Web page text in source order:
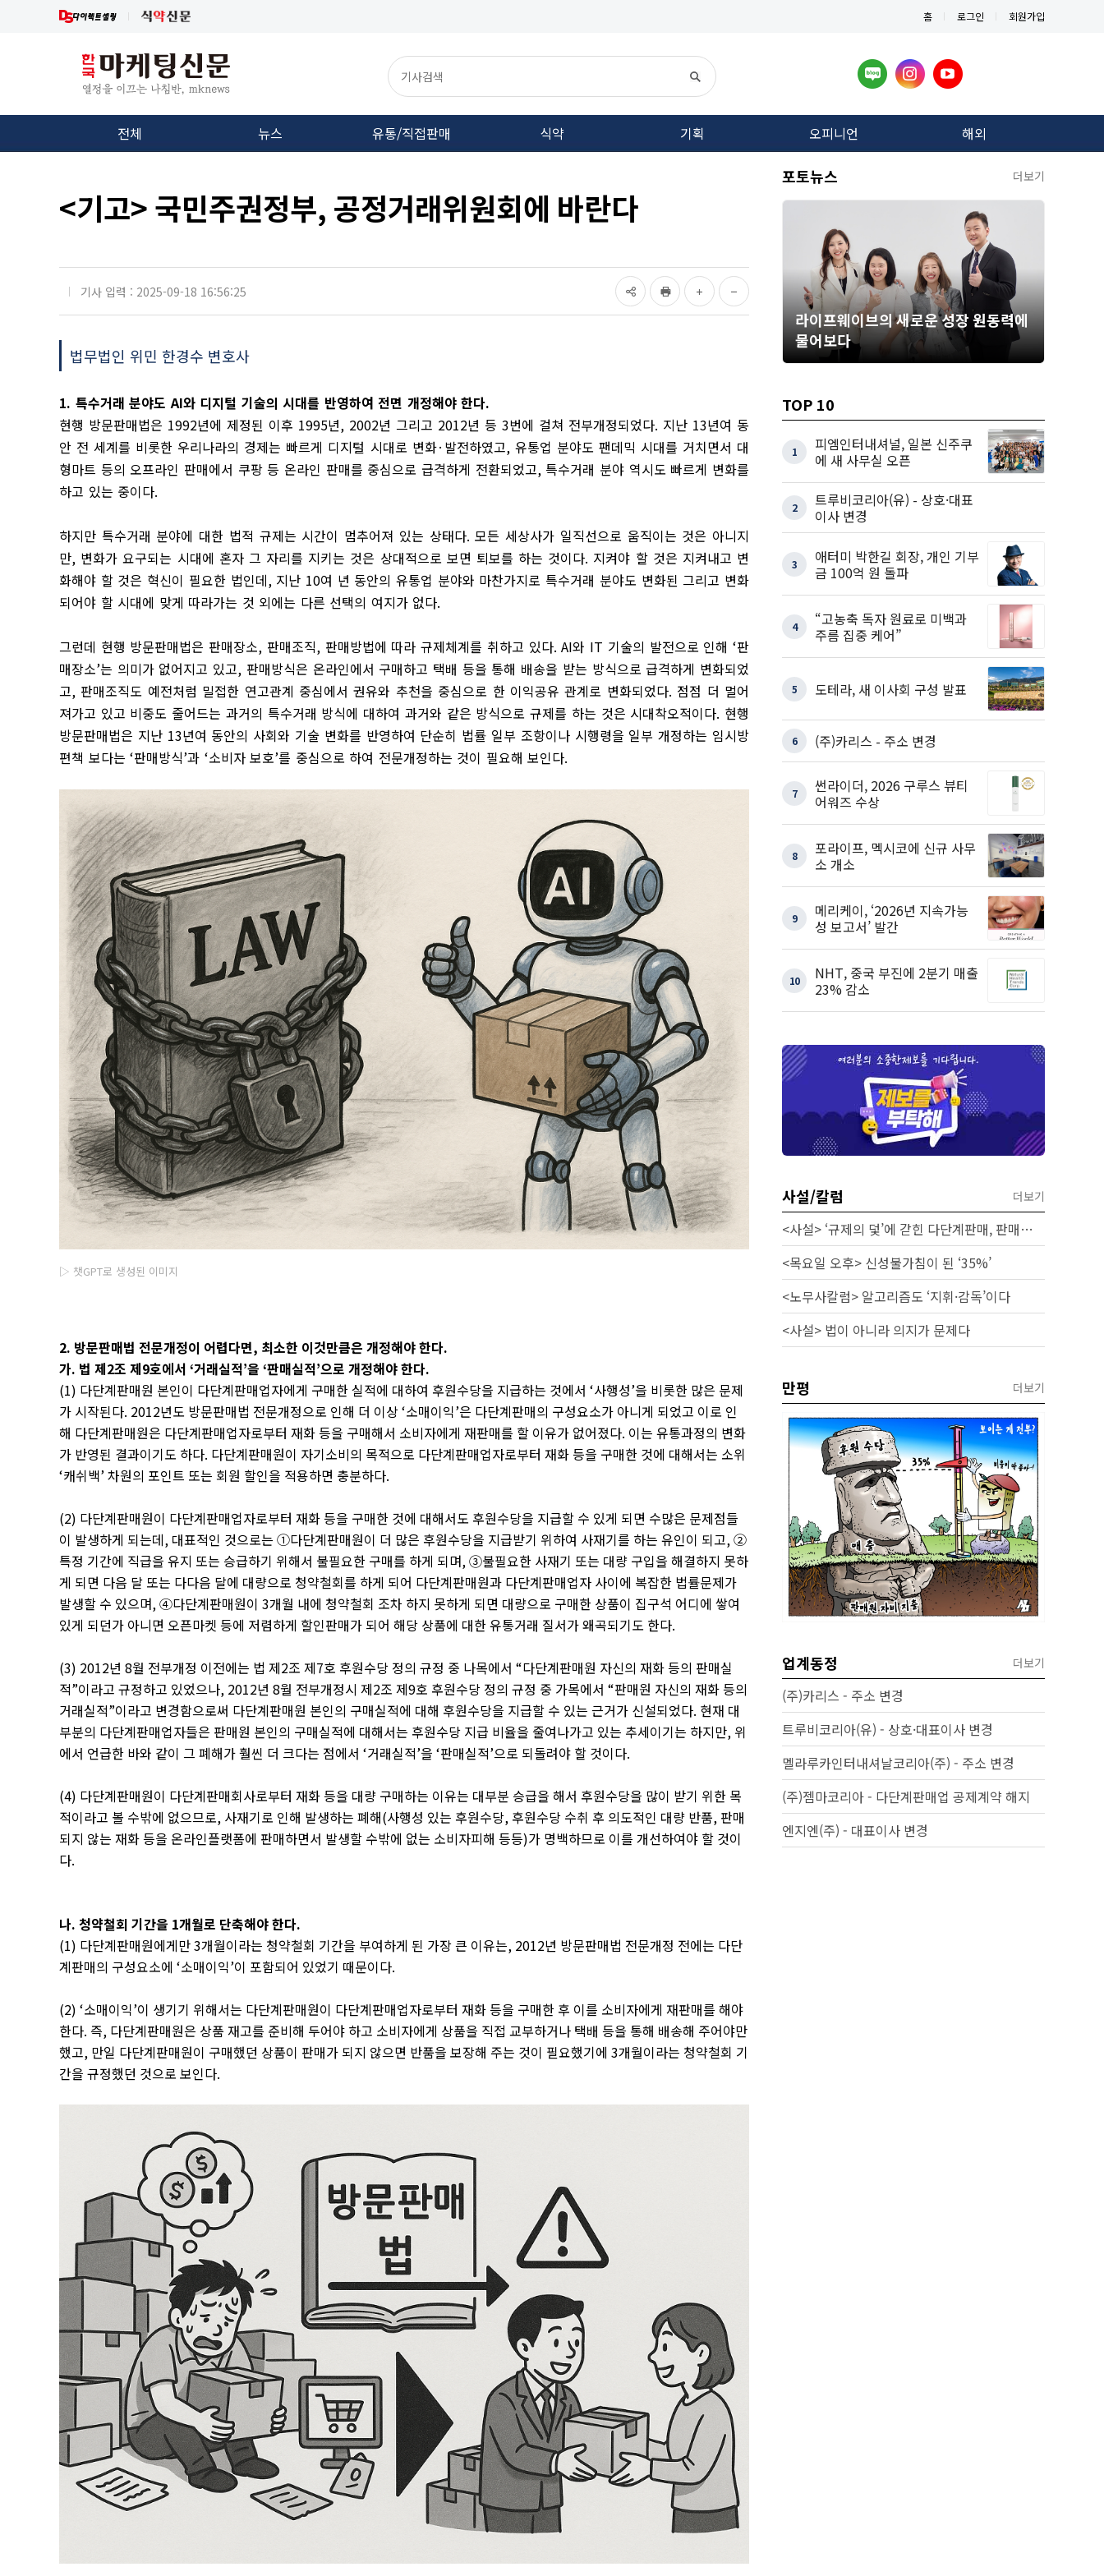
홈 로그인 회원가입
전체 뉴스 유통/직접판매 식약 기획 오피니언 해외
<기고> 국민주권정부, 공정거래위원회에 바란다
기사 입력 : 2025-09-18 16:56:25
법무법인 위민 한경수 변호사
1. 특수거래 분야도AI와 디지털 기술의 시대를 반영하여 전면 개정해야 한다.
현행 방문판매법은 1992년에 제정된 이후 1995년, 2002년 그리고 2012년 등 3번에 걸쳐 전부개정되었다. 지난 13년여 동
안 전 세계를 비롯한 우리나라의 경제는 빠르게 디지털 시대로 변화· 발전하였고, 유통업 분야도 팬데믹 시대를 거치면서 대
형마트 등의 오프라인 판매에서 쿠팡 등 온라인 판매를 중심으로 급격하게 전환되었고,특수거래 분야 역시도 빠르게 변화를
하고 있는 중이다.
하지만 특수거래 분야에 대한 법적 규제는 시간이 멈추어져 있는 상태다.모든 세상사가 일직선으로 움직이는 것은 아니지
만, 변화가 요구되는 시대에 혼자 그 자리를 지키는 것은 상대적으로 보면 퇴보를 하는 것이다. 지켜야 할 것은 지켜내고 변
화해야 할 것은 혁신이 필요한 법인데, 지난 10여 년 동안의 유통업 분야와 마찬가지로 특수거래 분야도 변화된 그리고 변화
되어야 할 시대에 맞게 따라가는 것 외에는 다른 선택의 여지가 없다.
그런데 현행 방문판매법은 판매장소, 판매조직, 판매방법에 따라 규제체계를 취하고 있다. AI와 IT 기술의 발전으로 인해‘판
매장소’는 의미가 없어지고 있고, 판매방식은 온라인에서 구매하고 택배 등을 통해 배송을 받는 방식으로 급격하게 변화되었
고, 판매조직도 예전처럼 밀접한 연고관계 중심에서 권유와 추천을 중심으로 한 이익공유 관계로 변화되었다. 점점 더 멀어
져가고 있고 비중도 줄어드는 과거의 특수거래 방식에 대하여 과거와 같은 방식으로 규제를 하는 것은 시대착오적이다. 현행
방문판매법은 지난 13년여 동안의 사회와 기술 변화를 반영하여 단순히 법률 일부 조항이나 시행령을 일부 개정하는 임시방
편책 보다는 ‘판매방식’과 ‘소비자 보호’를 중심으로 하여 전문개정하는 것이 필요해 보인다.
▷ 챗GPT로 생성된 이미지
2. 방문판매법 전문개정이 어렵다면, 최소한 이것만큼은 개정해야 한다.
가. 법 제2조 제9호에서 ‘거래실적’을 ‘판매실적’으로 개정해야 한다.
(1) 다단계판매원 본인이 다단계판매업자에게 구매한 실적에 대하여 후원수당을 지급하는 것에서 ‘사행성’을 비롯한 많은 문제
가 시작된다. 2012년도 방문판매법 전문개정으로 인해 더 이상‘소매이익’은 다단계판매의 구성요소가 아니게 되었고 이로 인
해 다단계판매원은 다단계판매업자로부터 재화 등을 구매해서 소비자에게 재판매를 할 이유가 없어졌다. 이는 유통과정의 변화
가 반영된 결과이기도 하다. 다단계판매원이 자기소비의 목적으로 다단계판매업자로부터 재화 등을 구매한 것에 대해서는 소위
‘캐쉬백’차원의 포인트 또는 회원 할인을 적용하면 충분하다.
(2) 다단계판매원이 다단계판매업자로부터 재화 등을 구매한 것에 대해서도 후원수당을 지급할 수 있게 되면 수많은 문제점들
이 발생하게 되는데, 대표적인 것으로는 ①다단계판매원이 더 많은 후원수당을 지급받기 위하여 사재기를 하는 유인이 되고, ②
특정 기간에 직급을 유지 또는 승급하기 위해서 불필요한 구매를 하게 되며, ③불필요한 사재기 또는 대량 구입을 해결하지 못하
게 되면 다음 달 또는 다다음 달에 대량으로 청약철회를 하게 되어 다단계판매원과 다단계판매업자 사이에 복잡한 법률문제가
발생할 수 있으며, ④다단계판매원이 3개월 내에 청약철회 조차 하지 못하게 되면 대량으로 구매한 상품이 집구석 어디에 쌓여
있게 되던가 아니면 오픈마켓 등에 저렴하게 할인판매가 되어 해당 상품에 대한 유통거래 질서가 왜곡되기도 한다.
(3) 2012년 8월 전부개정 이전에는 법 제2조 제7호 후원수당 정의 규정 중 나목에서 “다단계판매원 자신의 재화 등의 판매실
적”이라고 규정하고 있었으나, 2012년 8월 전부개정시 제2조 제9호 후원수당 정의 규정 중 가목에서 “판매원 자신의 재화 등의
거래실적”이라고 변경함으로써 다단계판매원 본인의 구매실적에 대해 후원수당을 지급할 수 있는 근거가 신설되었다. 현재 대
부분의 다단계판매업자들은 판매원 본인의 구매실적에 대해서는 후원수당 지급 비율을 줄여나가고 있는 추세이기는 하지만, 위
에서 언급한 바와 같이 그 폐해가 훨씬 더 크다는 점에서 ‘거래실적’을 ‘판매실적’으로 되돌려야 할 것이다.
(4) 다단계판매원이 다단계판매회사로부터 재화 등을 대량 구매하는 이유는 대부분 승급을 해서 후원수당을 많이 받기 위한 목
적이라고 볼 수밖에 없으므로, 사재기로 인해 발생하는 폐해(사행성 있는 후원수당, 후원수당 수취 후 의도적인 대량 반품, 판매
되지 않는 재화 등을 온라인플랫폼에 판매하면서 발생할 수밖에 없는 소비자피해 등등)가 명백하므로 이를 개선하여야 할 것이
다.
나. 청약철회 기간을 1개월로 단축해야 한다.
(1) 다단계판매원에게만3개월이라는 청약철회 기간을 부여하게 된 가장 큰 이유는, 2012년 방문판매법 전문개정 전에는 다단
계판매의 구성요소에 ‘소매이익’이 포함되어 있었기 때문이다.
(2) ‘소매이익’이 생기기 위해서는 다단계판매원이 다단계판매업자로부터 재화 등을 구매한 후 이를 소비자에게 재판매를 해야
한다. 즉, 다단계판매원은 상품 재고를 준비해 두어야 하고 소비자에게 상품을 직접 교부하거나 택배 등을 통해 배송해 주어야만
했고, 만일 다단계판매원이 구매했던 상품이 판매가 되지 않으면 반품을 보장해 주는 것이 필요했기에 3개월이라는 청약철회 기
간을 규정했던 것으로 보인다.
포토뉴스 더보기
라이프웨이브의 새로운 성장 원동력에
물어보다
TOP 10
1
피엠인터내셔널, 일본 신주쿠
에 새 사무실 오픈
2
트루비코리아(유) - 상호·대표
이사 변경
3
애터미 박한길 회장, 개인 기부
금 100억 원 돌파
4
“고농축 독자 원료로 미백과
주름 집중 케어”
5 도테라, 새 이사회 구성 발표
6 (주)카리스 - 주소 변경
7
썬라이더, 2026 구루스 뷰티
어워즈 수상
8
포라이프, 멕시코에 신규 사무
소 개소
9
메리케이, ‘2026년 지속가능
성 보고서’ 발간
10
NHT, 중국 부진에 2분기 매출
23% 감소
사설/칼럼 더보기
<사설> ‘규제의 덫’에 갇힌 다단계판매, 판매원 보호 시급하다
<목요일 오후> 신성불가침이 된 ‘35%’
<노무사칼럼> 알고리즘도 ‘지휘·감독’이다
<사설> 법이 아니라 의지가 문제다
만평 더보기
업계동정 더보기
(주)카리스 - 주소 변경
트루비코리아(유) - 상호·대표이사 변경
멜라루카인터내셔날코리아(주) - 주소 변경
(주)젬마코리아 - 다단계판매업 공제계약 해지
엔지엔(주) - 대표이사 변경